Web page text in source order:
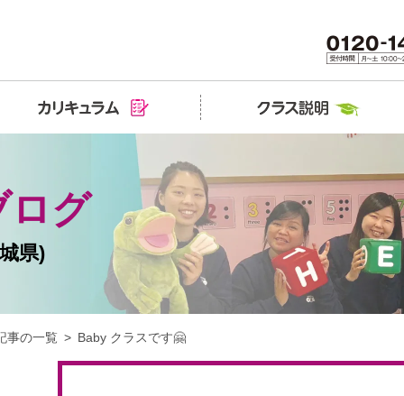
ログ
県)
事の一覧 Baby クラスです🤗